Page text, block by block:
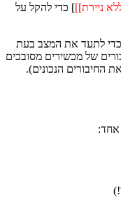
ניירת]]] כדי להקל על
כדי לתעד את המצב בעת
של מכשירים מסובכים
החיבורים הנכונים).
אחד: